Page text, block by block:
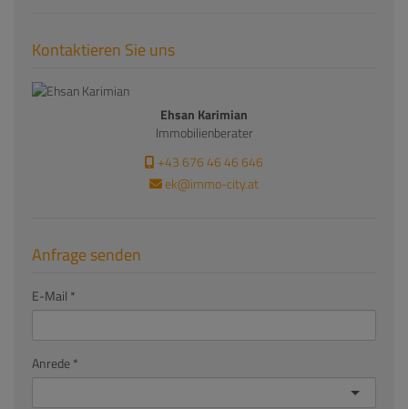
Kontaktieren Sie uns
Ehsan Karimian
Immobilienberater
+43 676 46 46 646
ek@immo-city.at
Anfrage senden
E-Mail
Anrede